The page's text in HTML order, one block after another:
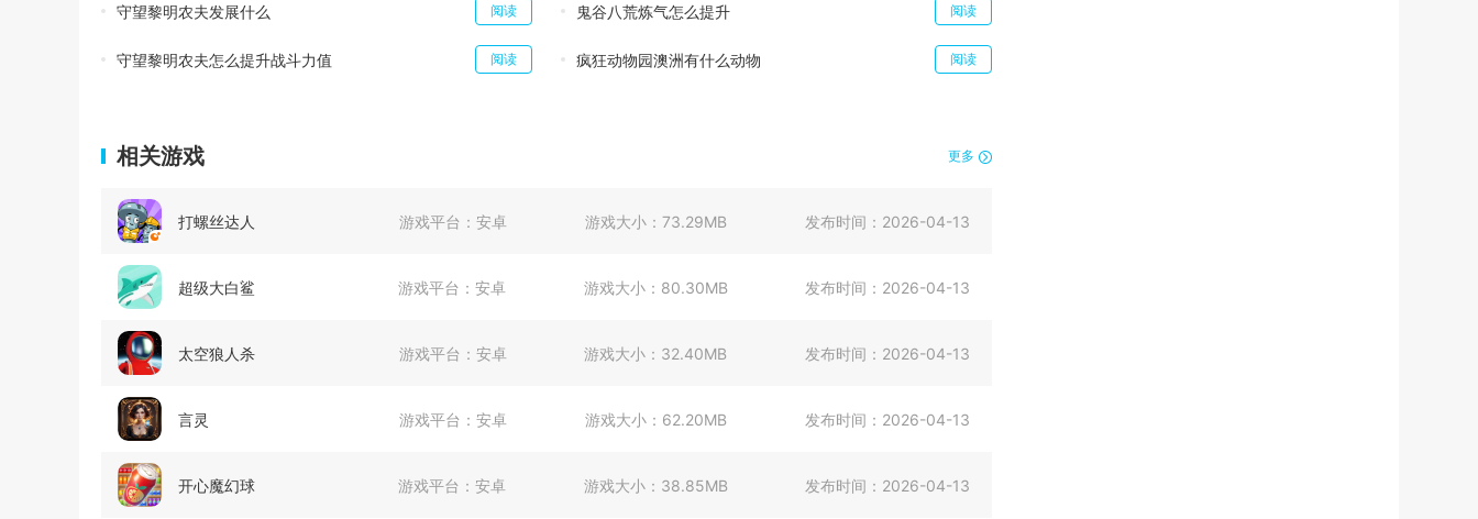
守望黎明农夫发展什么 阅读 鬼谷八荒炼气怎么提升 阅读
守望黎明农夫怎么提升战斗力值 阅读 疯狂动物园澳洲有什么动物 阅读
相关游戏 更多
打螺丝达人 游戏平台： 安卓 游戏大小： 73.29MB 发布时间： 2026-04-13
超级大白鲨 游戏平台：安卓 游戏大小： 80.30MB 发布时间： 2026-04-13
太空狼人杀 游戏平台： 安卓 游戏大小： 32.40MB 发布时间： 2026-04-13
言灵 游戏平台： 安卓 游戏大小： 62.20MB 发布时间： 2026-04-13
开心魔幻球 游戏平台：安卓 游戏大小： 38.85MB 发布时间： 2026-04-13